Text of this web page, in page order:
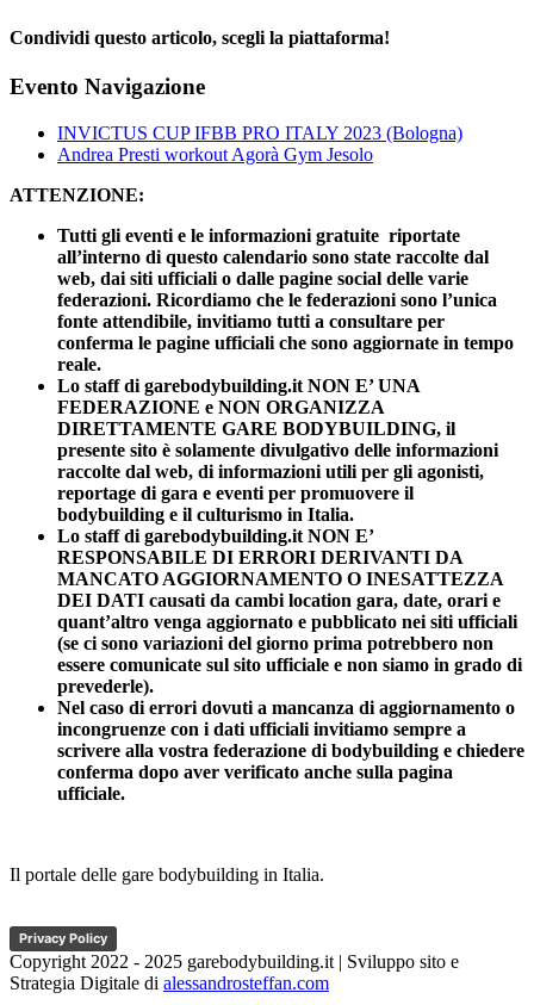
Condividi questo articolo, scegli la piattaforma!
Facebook
X
Reddit
LinkedIn
WhatsApp
Telegram
Tumblr
Pinterest
Email
Evento Navigazione
INVICTUS CUP IFBB PRO ITALY 2023 (Bologna)
Andrea Presti workout Agorà Gym Jesolo
ATTENZIONE:
Tutti gli eventi e le informazioni gratuite riportate
all’interno di questo calendario sono state raccolte dal
web, dai siti ufficiali o dalle pagine social delle varie
federazioni. Ricordiamo che le federazioni sono l’unica
fonte attendibile, invitiamo tutti a consultare per
conferma le pagine ufficiali che sono aggiornate in tempo
reale.
Lo staff di garebodybuilding.it NON E’ UNA
FEDERAZIONE e NON ORGANIZZA
DIRETTAMENTE GARE BODYBUILDING, il
presente sito è solamente divulgativo delle informazioni
raccolte dal web, di informazioni utili per gli agonisti,
reportage di gara e eventi per promuovere il
bodybuilding e il culturismo in Italia.
Lo staff di garebodybuilding.it NON E’
RESPONSABILE DI ERRORI DERIVANTI DA
MANCATO AGGIORNAMENTO O INESATTEZZA
DEI DATI causati da cambi location gara, date, orari e
quant’altro venga aggiornato e pubblicato nei siti ufficiali
(se ci sono variazioni del giorno prima potrebbero non
essere comunicate sul sito ufficiale e non siamo in grado di
prevederle).
Nel caso di errori dovuti a mancanza di aggiornamento o
incongruenze con i dati ufficiali invitiamo sempre a
scrivere alla vostra federazione di bodybuilding e chiedere
conferma dopo aver verificato anche sulla pagina
ufficiale.
Il portale delle gare bodybuilding in Italia.
Privacy Policy
Copyright 2022 - 2025 garebodybuilding.it | Sviluppo sito e
Strategia Digitale di alessandrosteffan.com